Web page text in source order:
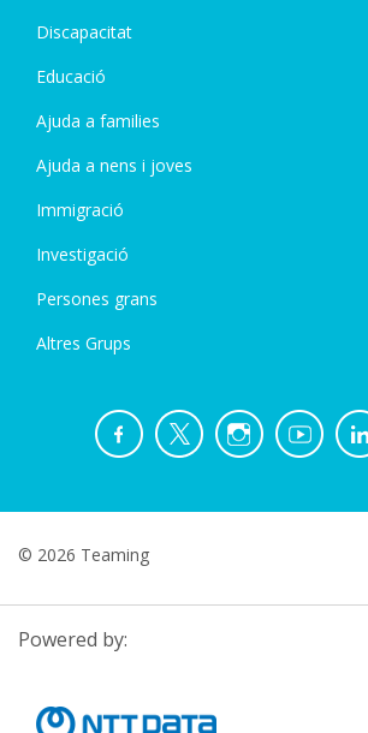
Discapacitat
Educació
Ajuda a families
Ajuda a nens i joves
Immigració
Investigació
Persones grans
Altres Grups
© 2026 Teaming
Powered by: